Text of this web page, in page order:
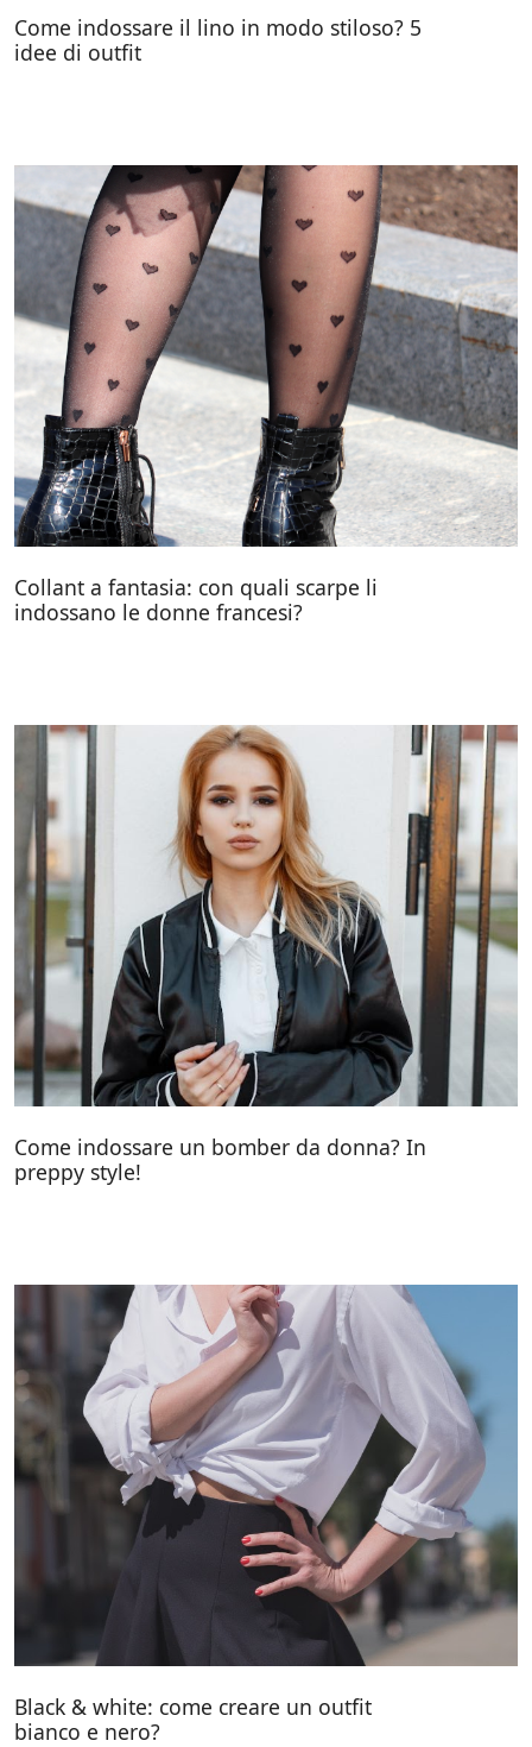
Come indossare il lino in modo stiloso? 5
idee di outfit
Collant a fantasia: con quali scarpe li
indossano le donne francesi?
Come indossare un bomber da donna? In
preppy style!
Black & white: come creare un outfit
bianco e nero?